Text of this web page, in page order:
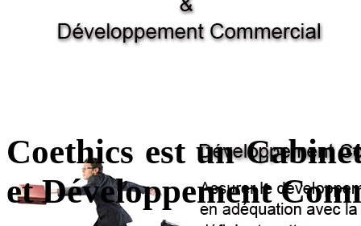
Coethics est un
et Développement